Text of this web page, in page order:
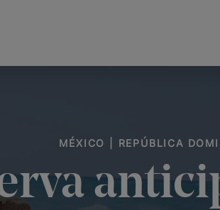
MÉXICO | REPÚBLICA